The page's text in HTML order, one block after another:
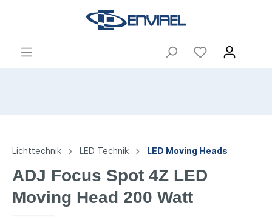
Lichttechnik LED Technik LED Moving Heads
ADJ Focus Spot 4Z LED
Moving Head 200 Watt